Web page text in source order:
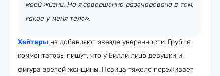
моей жизни. Но я совершенно разочарована в том,
какое у меня тело».
Хейтеры не добавляют звезде уверенности. Грубые
комментаторы пишут, что у Билли лицо девушки и
фигура зрелой женщины. Певица тяжело переживает